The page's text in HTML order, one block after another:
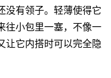
没有领子。轻薄使得它
往小包里一塞，不像一
让它内搭时可以完全隐